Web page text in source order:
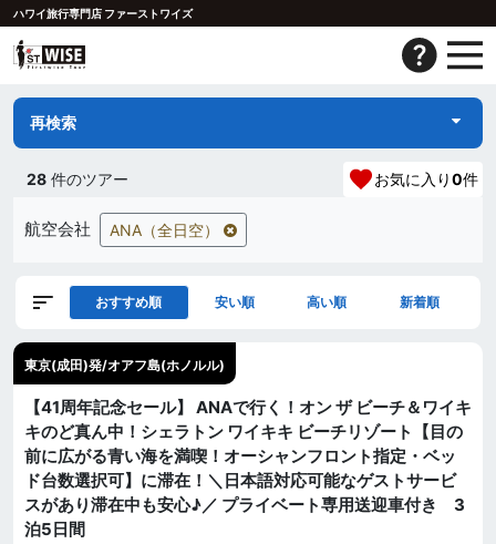
ハワイ旅行専門店 ファーストワイズ
再検索
28 件のツアー お気に入り0件
航空会社 ANA（全日空）
おすすめ順 安い順 高い順 新着順
東京(成田)発/オアフ島(ホノルル)
【41周年記念セール】 ANAで行く！オン ザ ビーチ＆ワイキ
キのど真ん中！シェラトン ワイキキ ビーチリゾート【目の
前に広がる青い海を満喫！オーシャンフロント指定・ベッ
ド台数選択可】に滞在！＼日本語対応可能なゲストサービ
スがあり滞在中も安心♪／ プライベート専用送迎車付き 3
泊5日間